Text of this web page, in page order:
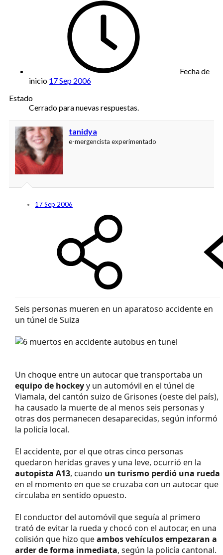
Fecha de
inicio 17 Sep 2006
Estado
Cerrado para nuevas respuestas.
tanidya
e-mergencista experimentado
17 Sep 2006
Seis personas mueren en un aparatoso accidente en
un túnel de Suiza
Un choque entre un autocar que transportaba un
equipo de hockeyy un automóvil en el túnel de
Viamala, del cantón suizo de Grisones (oeste del país),
ha causado la muerte de al menos seis personas y
otras dos permanecen desaparecidas, según informó
la policía local.
El accidente, por el que otras cinco personas
quedaron heridas graves y una leve, ocurrió en la
autopista A13, cuando un turismo perdió una rueda
en el momento en que se cruzaba con un autocar que
circulaba en sentido opuesto.
El conductor del automóvil que seguía al primero
trató de evitar la rueda y chocó con el autocar, en una
colisión que hizo queambos vehículos empezaran a
arder de forma inmediata, según la policía cantonal.